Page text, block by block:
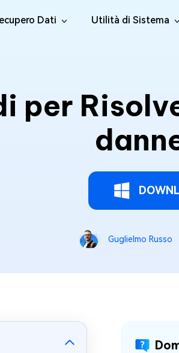
Dati
Mac Data Recovery
Recuperare i file eliminati da MacOS
Windows Data Recovery Free
Recuperare 2 GB di dati gratuitamente
Utilità di Sistema
4DDiG Duplicate
Trovare e Rimuovere i
Tenorshare
Elimina i file duplicati
4DDiG DLL Fixer
Correggi tutti gli
Windows Boot
per
Guglielmo Russo